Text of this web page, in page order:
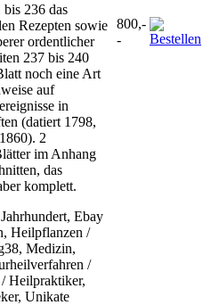
236 das
Rezepten sowie
ordentlicher
237 bis 240
noch eine Art
auf
in
(datiert 1798,
2
im Anhang
das
komplett.
Ebay
Heilpflanzen /
Medizin,
/
Heilpraktiker,
Unikate
800,-
-